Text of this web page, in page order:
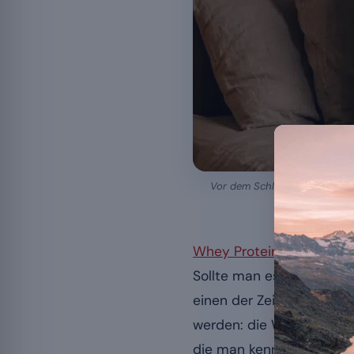
Vor dem Schlafen wird
Whey Proteinist ein aus
Sollte man es vor dem
einen der Zeitpunkte,
werden: die Wirkung
die man kennen sollte.